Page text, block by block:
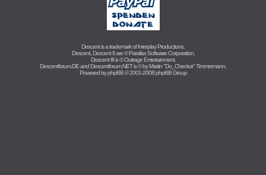
Descent is a trademark ofInterplay Productions.
Descent, Descent II are ©Parallax Software Corporation.
Descent III is ©Outrage Entertainment.
Descentforum.DE and Descentforum.NET is © byMartin "Do_Checkor" Timmermann
Powered byphpBB© 2001-2008 phpBB Group